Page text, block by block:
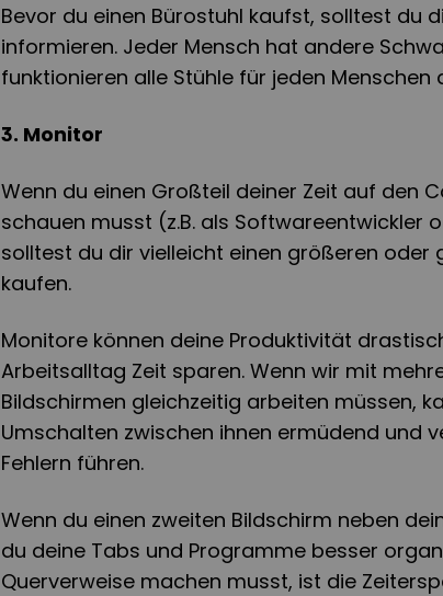
Bevor du einen Bürostuhl kaufst, solltest du
informieren. Jeder Mensch hat andere
funktionieren alle Stühle für jeden Menschen
3. Monitor
Wenn du einen Großteil deiner Zeit auf den
schauen musst (z.B. als Softwareentwickler
solltest du dir vielleicht einen größeren oder
kaufen.
Monitore können deine Produktivität
Arbeitsalltag Zeit sparen. Wenn wir mit
Bildschirmen gleichzeitig arbeiten müssen,
Umschalten zwischen ihnen ermüdend und
Fehlern führen.
Wenn du einen zweiten Bildschirm neben
du deine Tabs und Programme besser
Querverweise machen musst, ist die